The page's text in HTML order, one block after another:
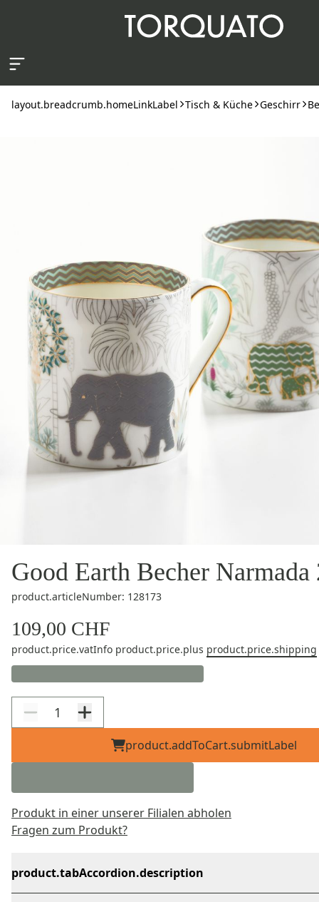
layout.breadcrumb.homeLinkLabel Tisch & Küche Geschirr
Good Earth Becher Narmada
product.articleNumber: 128173
109,00 CHF
product.price.vatInfo product.price.plus product.price.shipping
product.addToCart.submitLabel
Produkt in einer unserer Filialen abholen
Fragen zum Produkt?
product.tabAccordion.description